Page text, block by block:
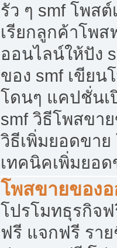
รัว ๆ smf โพส
เรียกลูกค้าโพส
ออนไลน์ให้ปัง
ของ smf เขียน
โดนๆ แคปชั่นเ
smf วิธีโพสขา
วิธีเพิ่มยอดขาย
เทคนิคเพิ่มยอด
โพสขายของ
โปรโมทธุรกิจ
ฟรี แจกฟรี ราย